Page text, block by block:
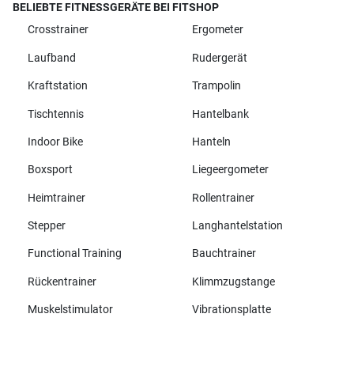
BELIEBTE FITNESSGERÄTE BEI FITSHOP
Crosstrainer
Ergometer
Laufband Rudergerät
Kraftstation Trampolin
Tischtennis Hantelbank
Indoor Bike Hanteln
Boxsport Liegeergometer
Heimtrainer Rollentrainer
Stepper Langhantelstation
Functional Training Bauchtrainer
Rückentrainer Klimmzugstange
Muskelstimulator Vibrationsplatte